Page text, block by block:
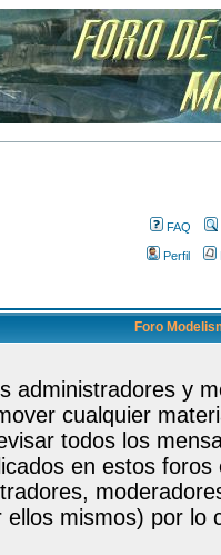
FAQ
Perfil
Foro
administradores y
cualquier
todos los
en estos
ellos mismos) por lo